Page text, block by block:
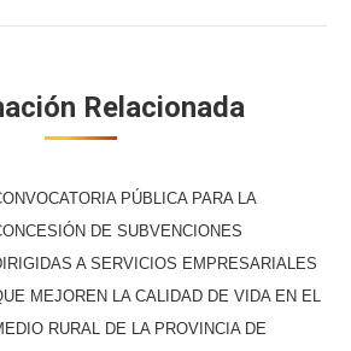
Relacionada
PÚBLICA PARA LA
DE SUBVENCIONES
A SERVICIOS EMPRESARIALES
MEJOREN LA CALIDAD DE VIDA EN EL
RURAL DE LA PROVINCIA DE